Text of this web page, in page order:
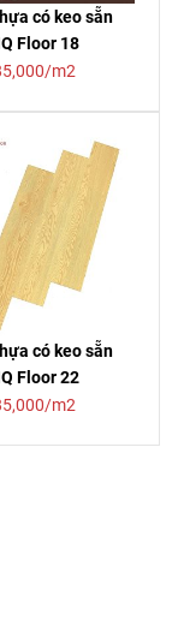
có keo sẵn
Floor 18
m2
có keo sẵn
Floor 22
m2